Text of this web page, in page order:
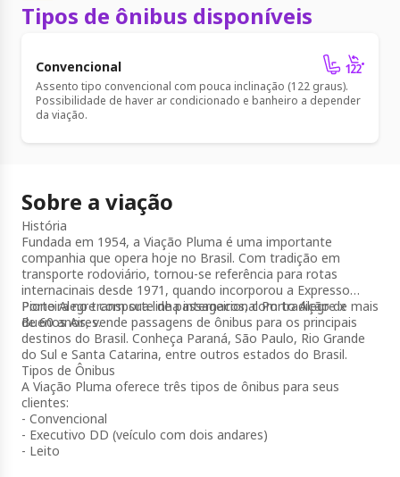
Tipos de ônibus disponíveis
Convencional
Assento tipo convencional com pouca inclinação (122 graus).
Possibilidade de haver ar condicionado e banheiro a depender
da viação.
Sobre a viação
História
Fundada em 1954, a Viação Pluma é uma importante
companhia que opera hoje no Brasil. Com tradição em
transporte rodoviário, tornou-se referência para rotas
internacinais desde 1971, quando incorporou a Expresso
Porto Alegre com sua linha internacional Porto Alegre x
Buenos Aires.
Pioneira no transporte de passageiros, com tradição de mais
de 60 anos, vende passagens de ônibus para os principais
destinos do Brasil. Conheça Paraná, São Paulo, Rio Grande
do Sul e Santa Catarina, entre outros estados do Brasil.
Tipos de Ônibus
A Viação Pluma oferece três tipos de ônibus para seus
clientes:
- Convencional
- Executivo DD (veículo com dois andares)
- Leito